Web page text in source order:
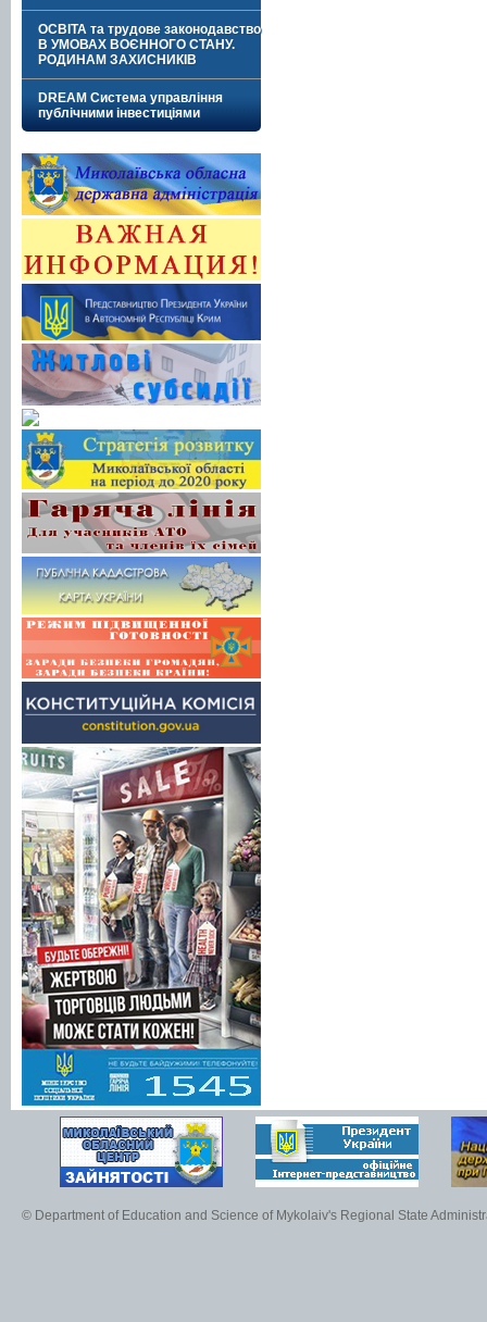
ОСВІТА та трудове законодавство
В УМОВАХ ВОЄННОГО СТАНУ.
РОДИНАМ ЗАХИСНИКІВ
DREAM Система управління
публічними інвестиціями
© Department of Education and Science of Mykolaiv's Regional State